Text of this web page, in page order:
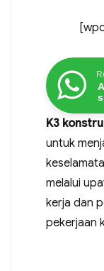
K3
untuk
melalui
kerja dan
pekerjaan